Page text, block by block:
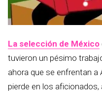
La selección de México
tuvieron un pésimo
ahora que se enfrentan a
pierde en los